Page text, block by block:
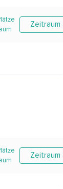
Zeitraum
Zeitraum